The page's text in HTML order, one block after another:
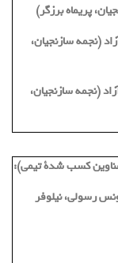
(نجمه سازنجیان،
(نجمه سازنجیان،
کسب شدة تیمی):
مونس رسولی، نیلوفر